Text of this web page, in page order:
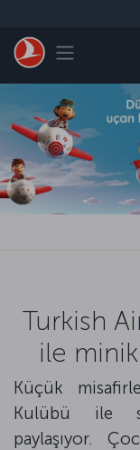
Toggle
Turkish
ile
Küçük
Kulübü ile
paylaşıyor.